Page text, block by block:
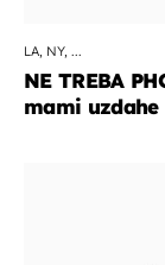
LA, NY, ...
NE TREBA
mami uzdahe